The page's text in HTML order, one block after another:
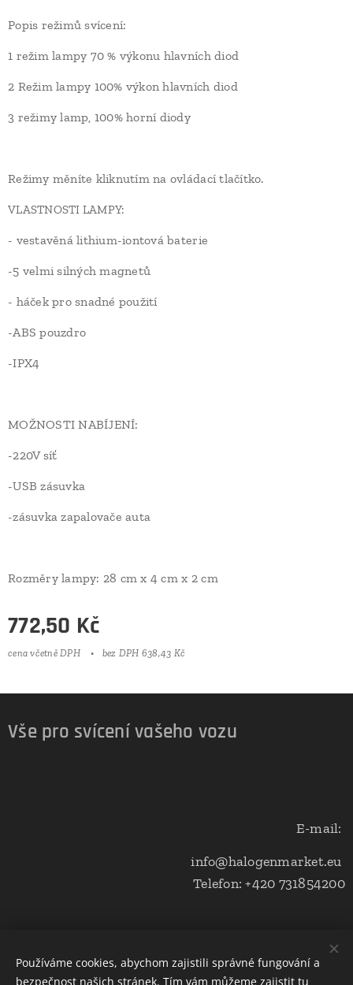
Popis režimů svícení:
1 režim lampy 70 % výkonu hlavních diod
2 Režim lampy 100% výkon hlavních diod
3 režimy lamp, 100% horní diody
Režimy měníte kliknutím na ovládací tlačítko.
VLASTNOSTI LAMPY:
- vestavěná lithium-iontová baterie
-5 velmi silných magnetů
- háček pro snadné použití
-ABS pouzdro
-IPX4
MOŽNOSTI NABÍJENÍ:
-220V síť
-USB zásuvka
-zásuvka zapalovače auta
Rozměry lampy: 28 cm x 4 cm x 2 cm
772,50 Kč
cena včetně DPH bez DPH 638,43 Kč
Vše pro svícení vašeho vozu
E-mail:
info@halogenmarket.eu
Telefon: +420 731854200
Obchodní podmínky a ochrana soukromí
Používáme cookies, abychom zajistili správné fungování a
bezpečnost našich stránek. Tím vám můžeme zajistit tu